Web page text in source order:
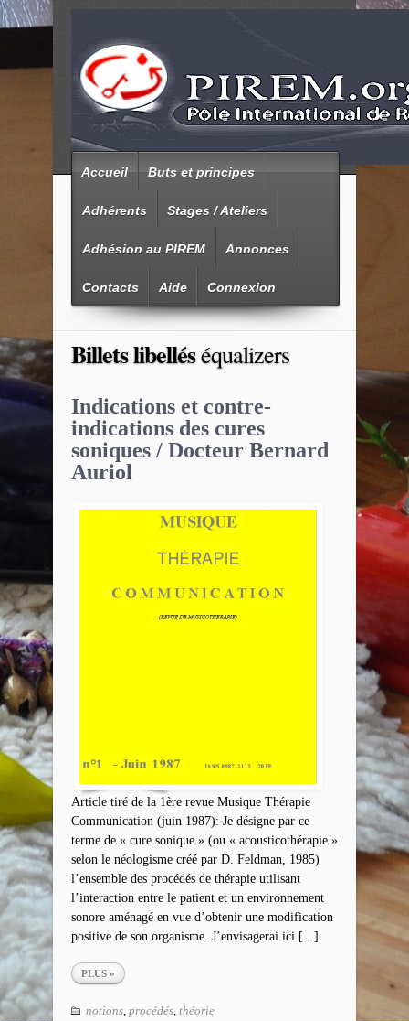
Accueil Buts et principes
Adhérents Stages / Ateliers
Adhésion au PIREM Annonces
Contacts Aide Connexion
Billets libelléséqualizers
Indications et contre-
indications des cures
soniques / Docteur Bernard
Auriol
Article tiré de la 1ère revue Musique Thérapie
Communication (juin 1987): Je désigne par ce
terme de « cure sonique » (ou « acousticothérapie »
selon le néologisme créé par D. Feldman, 1985)
l’ensemble des procédés de thérapie utilisant
l’interaction entre le patient et un environnement
sonore aménagé en vue d’obtenir une modification
positive de son organisme. J’envisagerai ici [...]
PLUS »
notions, procédés, théorie